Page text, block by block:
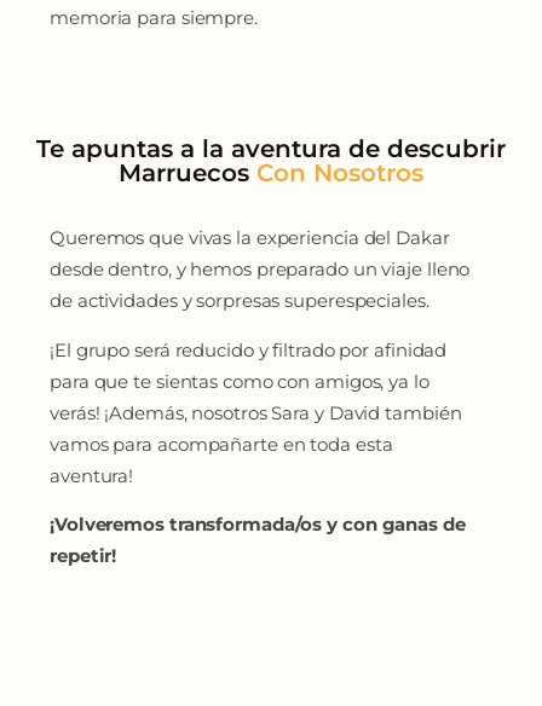
memoria para siempre.
Te apuntas a la aventura de descubrir
Marruecos
Queremos que vivas la experiencia del Dakar
desde dentro, y hemos preparado un viaje lleno
de actividades y sorpresas superespeciales.
¡El grupo será reducido y filtrado por afinidad
para que te sientas como con amigos, ya lo
verás! ¡Además, nosotros Sara y David también
vamos para acompañarte en toda esta
aventura!
¡Volveremos transformada/os y con ganas de
repetir!